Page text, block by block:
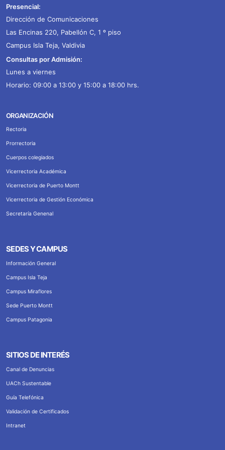
Presencial:
Dirección de Comunicaciones
Las Encinas 220, Pabellón C, 1 º piso
Campus Isla Teja, Valdivia
Consultas por Admisión:
Lunes a viernes
Horario: 09:00 a 13:00 y 15:00 a 18:00 hrs.
ORGANIZACIÓN
Rectoria
Prorrectoria
Cuerpos colegiados
Vicerrectoria Académica
Vicerrectoria de Puerto Montt
Vicerrectoria de Gestión Económica
Secretaría Genenal
SEDES Y CAMPUS
Información General
Campus Isla Teja
Campus Miraflores
Sede Puerto Montt
Campus Patagonia
SITIOS DE INTERÉS
Canal de Denuncias
UACh Sustentable
Guía Telefónica
Validación de Certificados
Intranet